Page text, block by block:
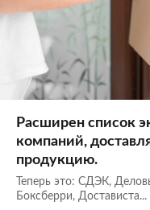
Расширен список
компаний,
продукцию.
Теперь это: СДЭК,
Боксберри, Достависта...